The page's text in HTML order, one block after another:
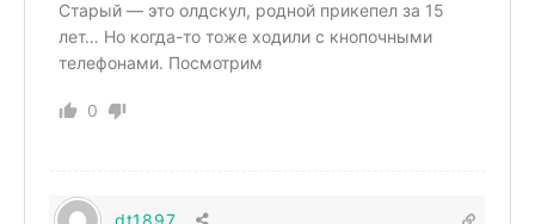
Старый — это олдскул, родной прикепел за 15
лет… Но когда-то тоже ходили с кнопочными
телефонами. Посмотрим
0
dt1897